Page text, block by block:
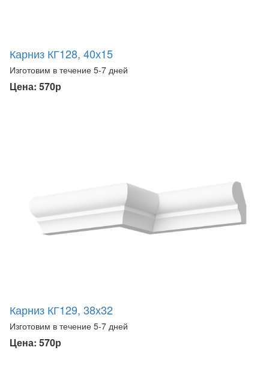
Карниз КГ128, 40х15
Изготовим в течение 5-7 дней
Цена: 570р
Карниз КГ129, 38х32
Изготовим в течение 5-7 дней
Цена: 570р